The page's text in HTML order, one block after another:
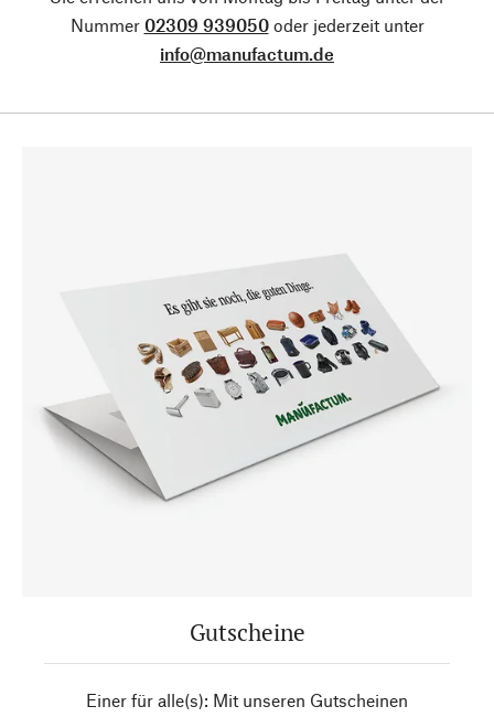
Nummer 02309 939050oder jederzeit unter
info@manufactum.de
Gutscheine
Einer für alle(s): Mit unseren Gutscheinen